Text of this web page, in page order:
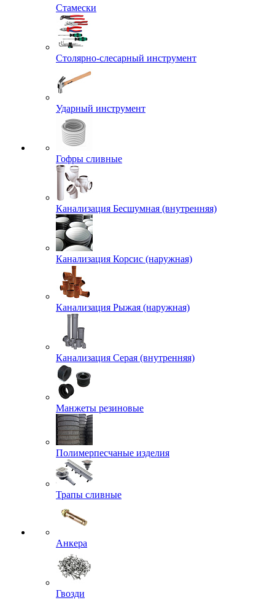
Стамески
Столярно-слесарный инструмент
Ударный инструмент
Гофры сливные
Канализация Бесшумная (внутренняя)
Канализация Корсис (наружная)
Канализация Рыжая (наружная)
Канализация Серая (внутренняя)
Манжеты резиновые
Полимерпесчаные изделия
Трапы сливные
Анкера
Гвозди